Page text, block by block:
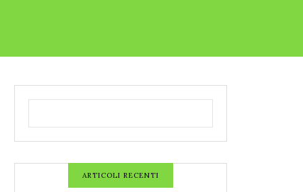
ARTICOLI RECENTI